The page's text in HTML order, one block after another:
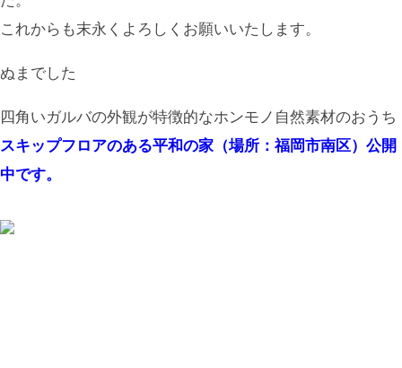
これからも末永くよろしくお願いいたします。
ぬまでした
四角いガルバの外観が特徴的なホンモノ自然素材のおうち
スキップフロアのある平和の家（場所：福岡市南区）公開
中です。